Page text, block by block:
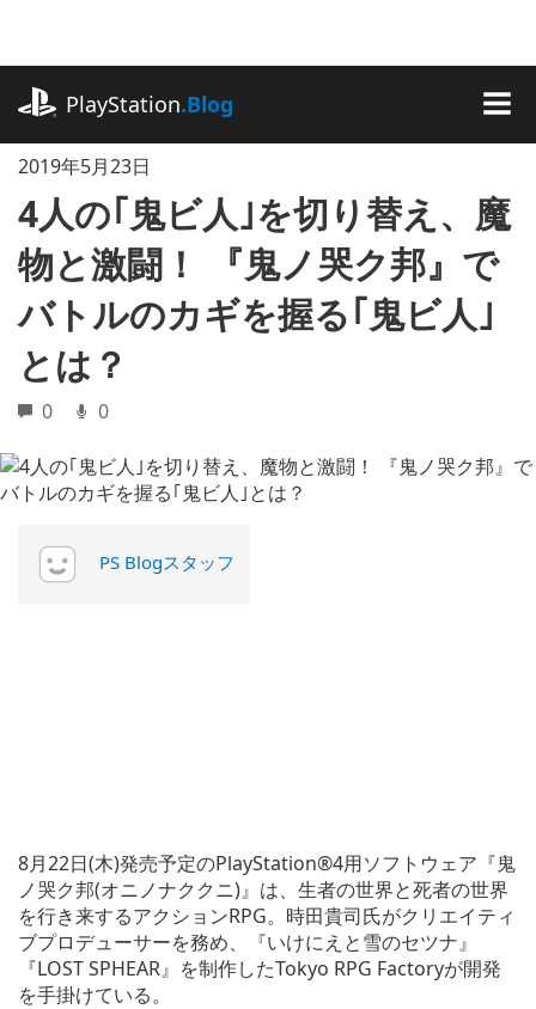
に
キ
ッ
プ
PlayStation.Blog
2019年5月23日
4人の｢鬼ビ人｣を切り替え、魔
物と激闘！ 『鬼ノ哭ク邦』で
バトルのカギを握る｢鬼ビ人｣
とは？
0 0
PS Blogスタッフ
8月22日(木)発売予定のPlayStation®4用ソフトウェア『鬼
ノ哭ク邦(オニノナククニ)』は、生者の世界と死者の世界
を行き来するアクションRPG。時田貴司氏がクリエイティ
ブプロデューサーを務め、『いけにえと雪のセツナ』
『LOST SPHEAR』を制作したTokyo RPG Factoryが開発
を手掛けている。